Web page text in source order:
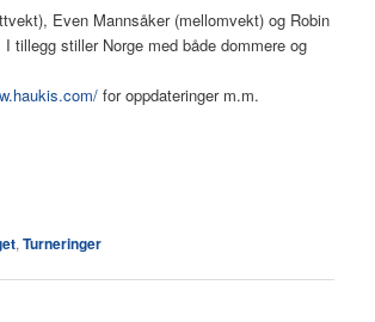
Even Mannsåker (mellomvekt) og Robin
tillegg stiller Norge med både dommere og
for oppdateringer m.m.
,Turneringer